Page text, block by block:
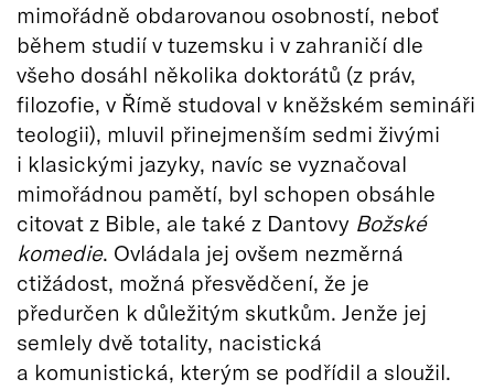
mimořádně obdarovanou osobností, neboť
během studií v tuzemsku i v zahraničí dle
všeho dosáhl několika doktorátů (z práv,
filozofie, v Římě studoval v kněžském semináři
teologii), mluvil přinejmenším sedmi živými
i klasickými jazyky, navíc se vyznačoval
mimořádnou pamětí, byl schopen obsáhle
citovat z Bible, ale také z Dantovy Božské
komedie. Ovládala jej ovšem nezměrná
ctižádost, možná přesvědčení, že je
předurčen k důležitým skutkům. Jenže jej
semlely dvě totality, nacistická
a komunistická, kterým se podřídil a sloužil.